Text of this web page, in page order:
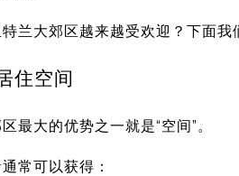
兰大郊区越来越受欢迎？下面我
住空间
最大的优势之一就是“空间”。
常可以获得：